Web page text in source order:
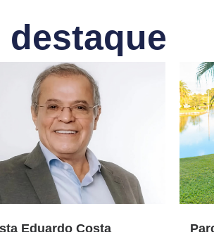
destaque
Eduardo Costa